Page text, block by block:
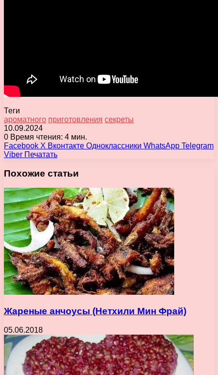
Теги
ароматного приготовления секреты
10.09.2024
0 Время чтения: 4 мин.
Facebook X Вконтакте Одноклассники WhatsApp Telegram
Viber Печатать
Похожие статьи
Жареные анчоусы (Нетхили Мин Фрай)
05.06.2018